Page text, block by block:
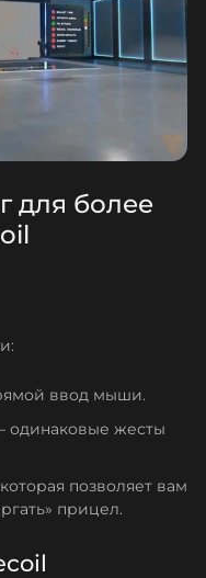
для более
ввод мыши.
жесты
позволяет вам
прицел.